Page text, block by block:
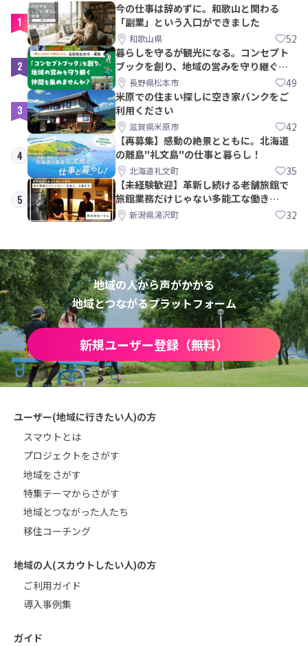
1
今の仕事は辞めずに。和歌山と関わる
「副業」という入口ができました
和歌山県 52
2
暮らしを守るが観光になる。コンセプト
ブックを創り、地域の営みを守り継ぐ仲
間を集めませんか？
長野県松本市 49
3
米原での住まい探しに空き家バンクをご
利用ください
滋賀県米原市 42
4
【再募集】感動の絶景とともに。北海道
の離島"礼文島"の仕事と暮らし！
北海道礼文町 35
5
【未経験歓迎】革新し続ける老舗旅館で
旅館業務だけじゃない多能工な働き
方。 株式会社いせん
新潟県湯沢町 32
地域の人から声がかかる
地域とつながるプラットフォーム
新規ユーザー登録（無料）
ユーザー(地域に行きたい人)の方
スマウトとは
プロジェクトをさがす
地域をさがす
特集テーマからさがす
地域とつながった人たち
移住コーチング
地域の人(スカウトしたい人)の方
ご利用ガイド
導入事例集
ガイド